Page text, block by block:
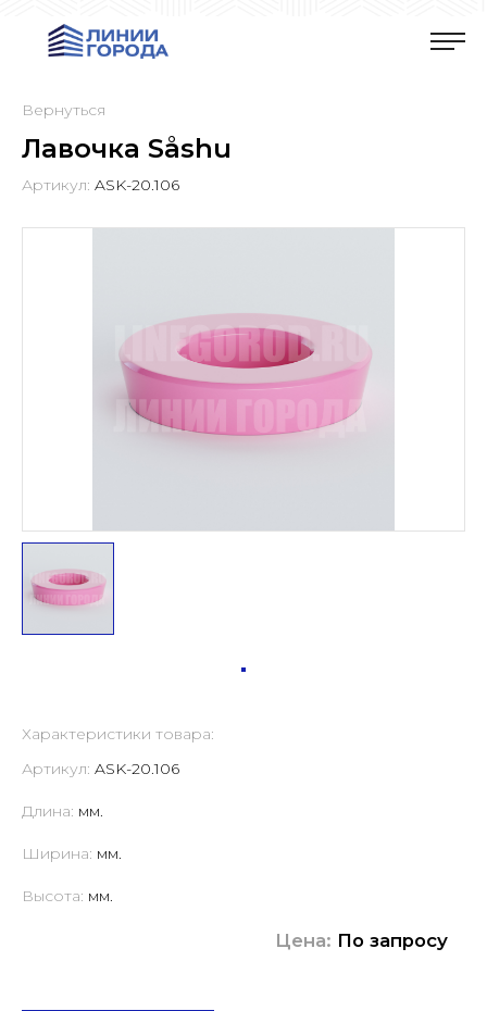
Вернуться
Лавочка Såshu
Артикул: ASK-20.106
Характеристики товара:
Артикул: ASK-20.106
Длина: мм.
Ширина: мм.
Высота: мм.
Цена: По запросу